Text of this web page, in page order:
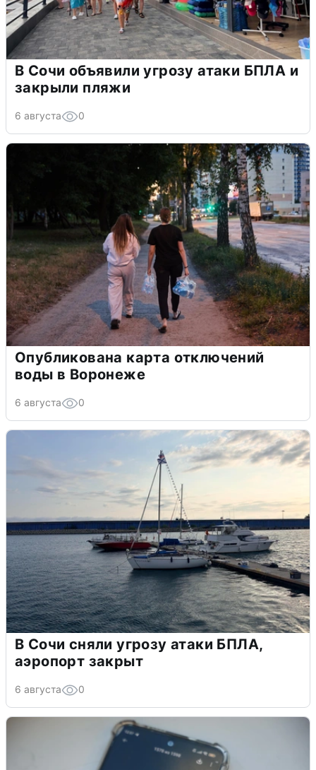
В Сочи объявили угрозу атаки БПЛА и
закрыли пляжи
6 августа 0
Опубликована карта отключений
воды в Воронеже
6 августа 0
В Сочи сняли угрозу атаки БПЛА,
аэропорт закрыт
6 августа 0